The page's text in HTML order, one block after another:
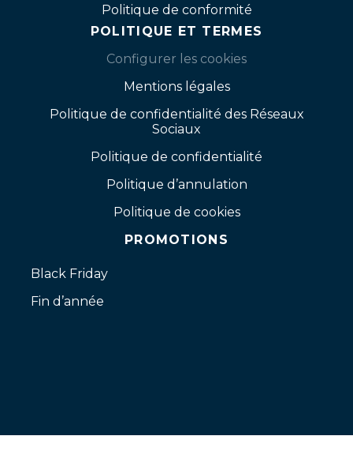
Politique de conformité
POLITIQUE ET TERMES
Configurer les cookies
Mentions légales
Politique de confidentialité des Réseaux
Sociaux
Politique de confidentialité
Politique d’annulation
Politique de cookies
PROMOTIONS
Black Friday
Fin d’année